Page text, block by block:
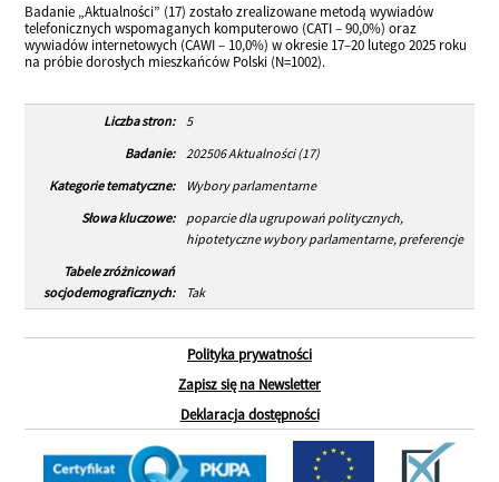
Badanie „Aktualności” (17) zostało zrealizowane metodą wywiadów
telefonicznych wspomaganych komputerowo (CATI – 90,0%) oraz
wywiadów internetowych (CAWI – 10,0%) w okresie 17–20 lutego 2025 roku
na próbie dorosłych mieszkańców Polski (N=1002).
Liczba stron:
5
Badanie:
202506 Aktualności (17)
Kategorie tematyczne:
Wybory parlamentarne
Słowa kluczowe:
poparcie dla ugrupowań politycznych,
hipotetyczne wybory parlamentarne, preferencje
Tabele zróżnicowań
socjodemograficznych:
Tak
Polityka prywatności
Zapisz się na Newsletter
Deklaracja dostępności